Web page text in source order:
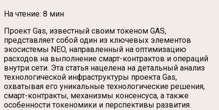
На чтение: 8 мин
Проект Gas, известный своим токеном GAS,
представляет собой один из ключевых элементов
экосистемы NEO, направленный на оптимизацию
расходов на выполнение смарт-контрактов и операций
внутри сети. Эта статья нацелена на детальный анализ
технологической инфраструктуры проекта Gas,
охватывая его уникальные технологические решения,
смарт-контракты, механизмы консенсуса, а также
особенности токеномики и перспективы развития.